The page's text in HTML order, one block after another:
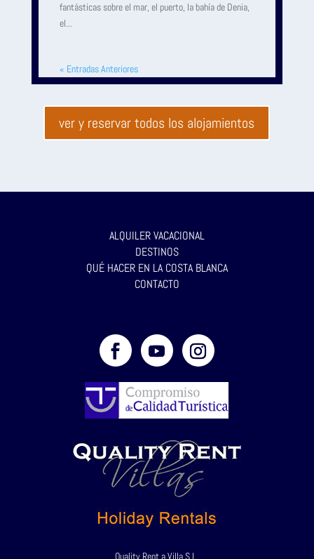
fantásticas sobre el mar, el puerto, la bahía de Denia,
el...
« Entradas Anteriores
ver y reservar todos los alojamientos
ALQUILER VACACIONAL
DESTINOS
QUÉ HACER EN LA COSTA BLANCA
CONTACTO
Quality Rent a Villa S.L.